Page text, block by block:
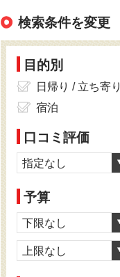
検索条件を変更
目的別
日帰り / 立ち寄り
宿泊
口コミ評価
指定なし
予算
下限なし
上限なし